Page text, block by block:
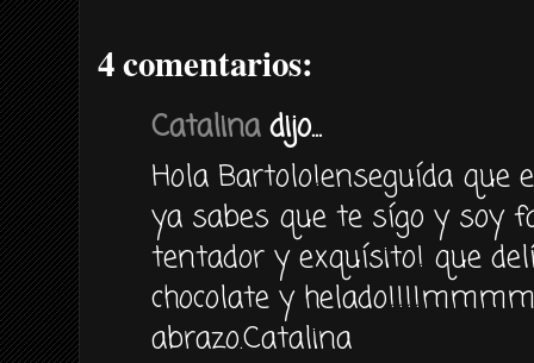
4 comentarios:
Catalinadijo...
Hola Bartolo!enseguída que
ya sabes que te sígo y soy
tentador y exquísito! que
chocolate y
abrazo.Catalina